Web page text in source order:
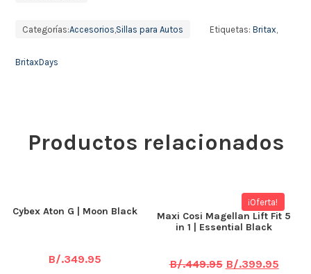
Categorías:Accesorios Sillas para Autos Etiquetas: Britax
BritaxDays
Productos relacionados
Cybex Aton G | Moon Black
B/.349.95
¡Oferta!
Maxi Cosi Magellan Lift Fit 5
in 1 | Essential Black
B/.449.95 B/.399.95